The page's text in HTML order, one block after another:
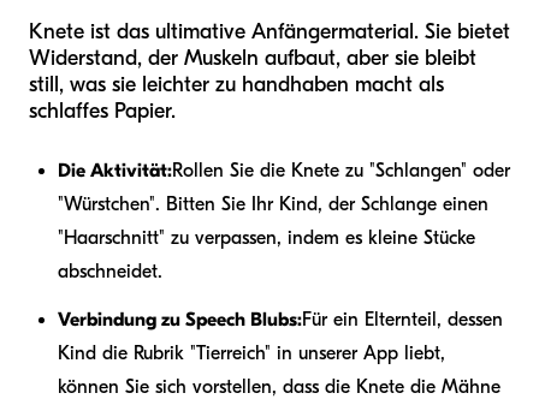
Knete ist das ultimative Anfängermaterial. Sie bietet
Widerstand, der Muskeln aufbaut, aber sie bleibt
still, was sie leichter zu handhaben macht als
schlaffes Papier.
Die Aktivität:Rollen Sie die Knete zu "Schlangen" oder
"Würstchen". Bitten Sie Ihr Kind, der Schlange einen
"Haarschnitt" zu verpassen, indem es kleine Stücke
abschneidet.
Verbindung zu Speech Blubs:Für ein Elternteil, dessen
Kind die Rubrik "Tierreich" in unserer App liebt,
können Sie sich vorstellen, dass die Knete die Mähne